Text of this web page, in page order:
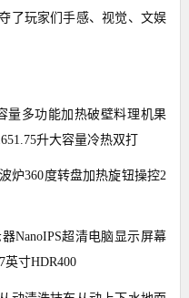
了玩家们手感、视觉、文娱
多功能加热破壁料理机果
升大容量冷热双打
360度转盘加热旋钮操控2
超清电脑显示屏幕
英寸HDR400